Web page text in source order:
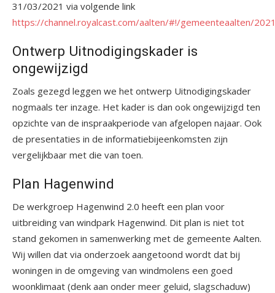
31/03/2021 via volgende link
https://channel.royalcast.com/aalten/#!/gemeenteaalten/
Ontwerp Uitnodigingskader is
ongewijzigd
Zoals gezegd leggen we het ontwerp Uitnodigingskader
nogmaals ter inzage. Het kader is dan ook ongewijzigd ten
opzichte van de inspraakperiode van afgelopen najaar. Ook
de presentaties in de informatiebijeenkomsten zijn
vergelijkbaar met die van toen.
Plan Hagenwind
De werkgroep Hagenwind 2.0 heeft een plan voor
uitbreiding van windpark Hagenwind. Dit plan is niet tot
stand gekomen in samenwerking met de gemeente Aalten.
Wij willen dat via onderzoek aangetoond wordt dat bij
woningen in de omgeving van windmolens een goed
woonklimaat (denk aan onder meer geluid, slagschaduw)